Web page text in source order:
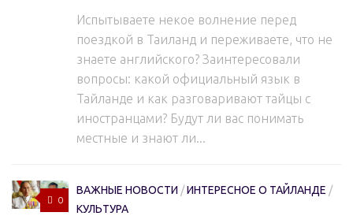
Испытываете некое волнение перед
поездкой в Таиланд и переживаете, что не
знаете английского? Заинтересовали
вопросы: какой официальный язык в
Тайланде и как разговаривают тайцы с
иностранцами? Будут ли вас понимать
местные и знают ли...
0
ВАЖНЫЕ НОВОСТИ /ИНТЕРЕСНОЕ О ТАЙЛАНДЕ /
КУЛЬТУРА